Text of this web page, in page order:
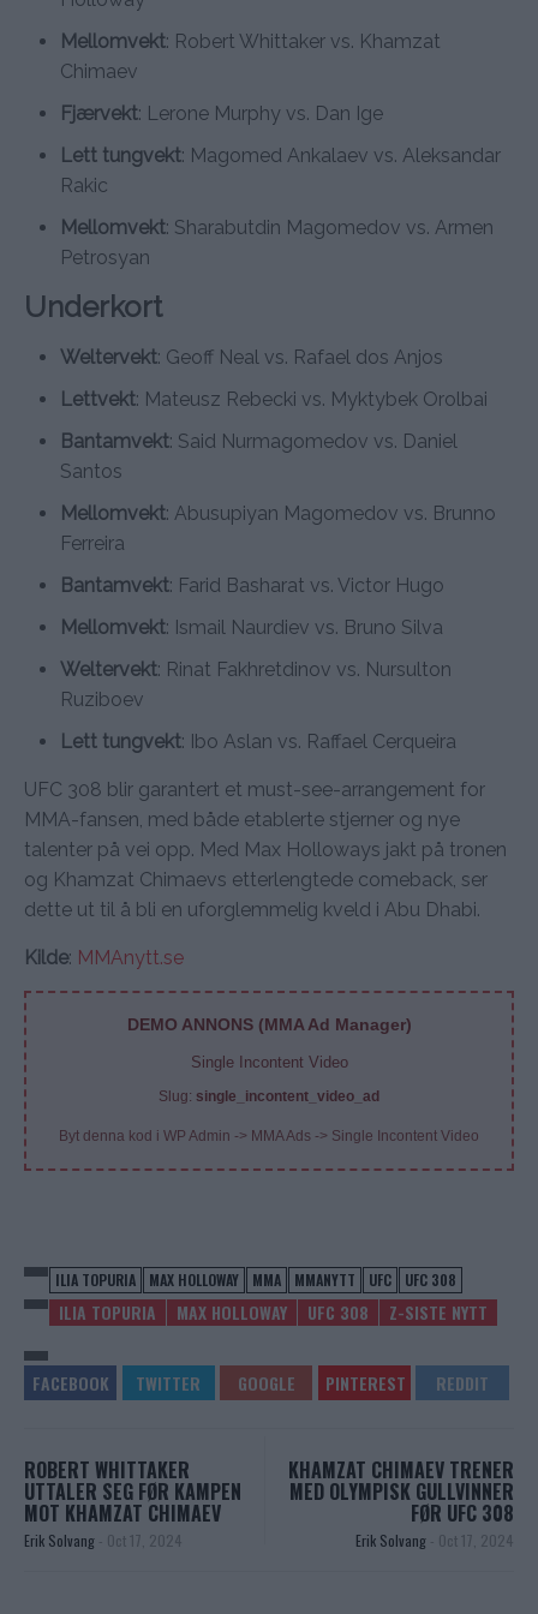
Mellomvekt: Robert Whittaker vs. Khamzat
Chimaev
Fjærvekt: Lerone Murphy vs. Dan Ige
Lett tungvekt: Magomed Ankalaev vs. Aleksandar
Rakic
Mellomvekt: Sharabutdin Magomedov vs. Armen
Petrosyan
Underkort
Weltervekt: Geoff Neal vs. Rafael dos Anjos
Lettvekt: Mateusz Rebecki vs. Myktybek Orolbai
Bantamvekt: Said Nurmagomedov vs. Daniel
Santos
Mellomvekt: Abusupiyan Magomedov vs. Brunno
Ferreira
Bantamvekt: Farid Basharat vs. Victor Hugo
Mellomvekt: Ismail Naurdiev vs. Bruno Silva
Weltervekt: Rinat Fakhretdinov vs. Nursulton
Ruziboev
Lett tungvekt: Ibo Aslan vs. Raffael Cerqueira
UFC 308 blir garantert et must-see-arrangement for
MMA-fansen, med både etablerte stjerner og nye
talenter på vei opp. Med Max Holloways jakt på tronen
og Khamzat Chimaevs etterlengtede comeback, ser
dette ut til å bli en uforglemmelig kveld i Abu Dhabi.
Kilde: MMAnytt.se
DEMO ANNONS (MMA Ad Manager)
Single Incontent Video
Slug: single_incontent_video_ad
Byt denna kod i WP Admin -> MMA Ads -> Single Incontent Video
ILIA TOPURIA MAX HOLLOWAY MMA MMANYTT UFC UFC 308
ILIA TOPURIA MAX HOLLOWAY UFC 308 Z-SISTE NYTT
ROBERT WHITTAKER
UTTALER SEG FØR KAMPEN
MOT KHAMZAT CHIMAEV
Erik Solvang - Oct 17, 2024
KHAMZAT CHIMAEV TRENER
MED OLYMPISK GULLVINNER
FØR UFC 308
Erik Solvang - Oct 17, 2024